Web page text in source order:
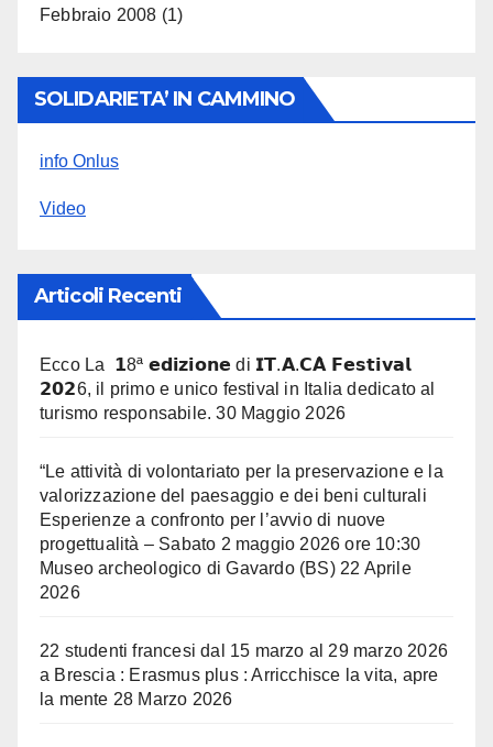
Febbraio 2008 (1)
SOLIDARIETA’ IN CAMMINO
info Onlus
Video
Articoli Recenti
Ecco La 𝟭8ª 𝗲𝗱𝗶𝘇𝗶𝗼𝗻𝗲 di 𝗜𝗧.𝗔.𝗖𝗔̀ 𝗙𝗲𝘀𝘁𝗶𝘃𝗮𝗹
𝟮𝟬𝟮6, il primo e unico festival in Italia dedicato al
turismo responsabile. 30 Maggio 2026
“Le attività di volontariato per la preservazione e la
valorizzazione del paesaggio e dei beni culturali
Esperienze a confronto per l’avvio di nuove
progettualità – Sabato 2 maggio 2026 ore 10:30
Museo archeologico di Gavardo (BS) 22 Aprile
2026
22 studenti francesi dal 15 marzo al 29 marzo 2026
a Brescia : Erasmus plus : Arricchisce la vita, apre
la mente 28 Marzo 2026